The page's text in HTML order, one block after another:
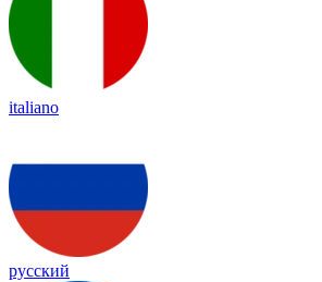
italiano
русский